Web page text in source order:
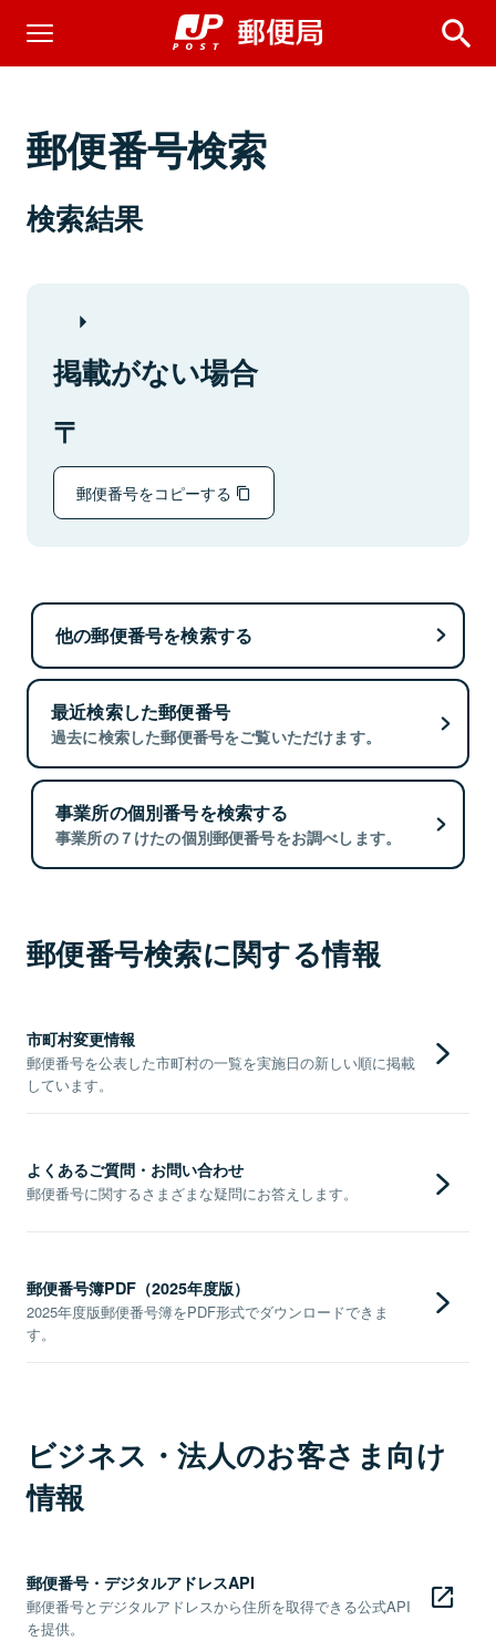
郵便番号検索
検索結果
掲載がない場合
郵便番号をコピーする
他の郵便番号を検索する
最近検索した郵便番号
過去に検索した郵便番号をご覧いただけます。
事業所の個別番号を検索する
事業所の７けたの個別郵便番号をお調べします。
郵便番号検索に関する情報
市町村変更情報
郵便番号を公表した市町村の一覧を実施日の新しい順に掲載
しています。
よくあるご質問・お問い合わせ
郵便番号に関するさまざまな疑問にお答えします。
郵便番号簿PDF（2025年度版）
2025年度版郵便番号簿をPDF形式でダウンロードできま
す。
ビジネス・法人のお客さま向け
情報
郵便番号・デジタルアドレスAPI
郵便番号とデジタルアドレスから住所を取得できる公式API
を提供。